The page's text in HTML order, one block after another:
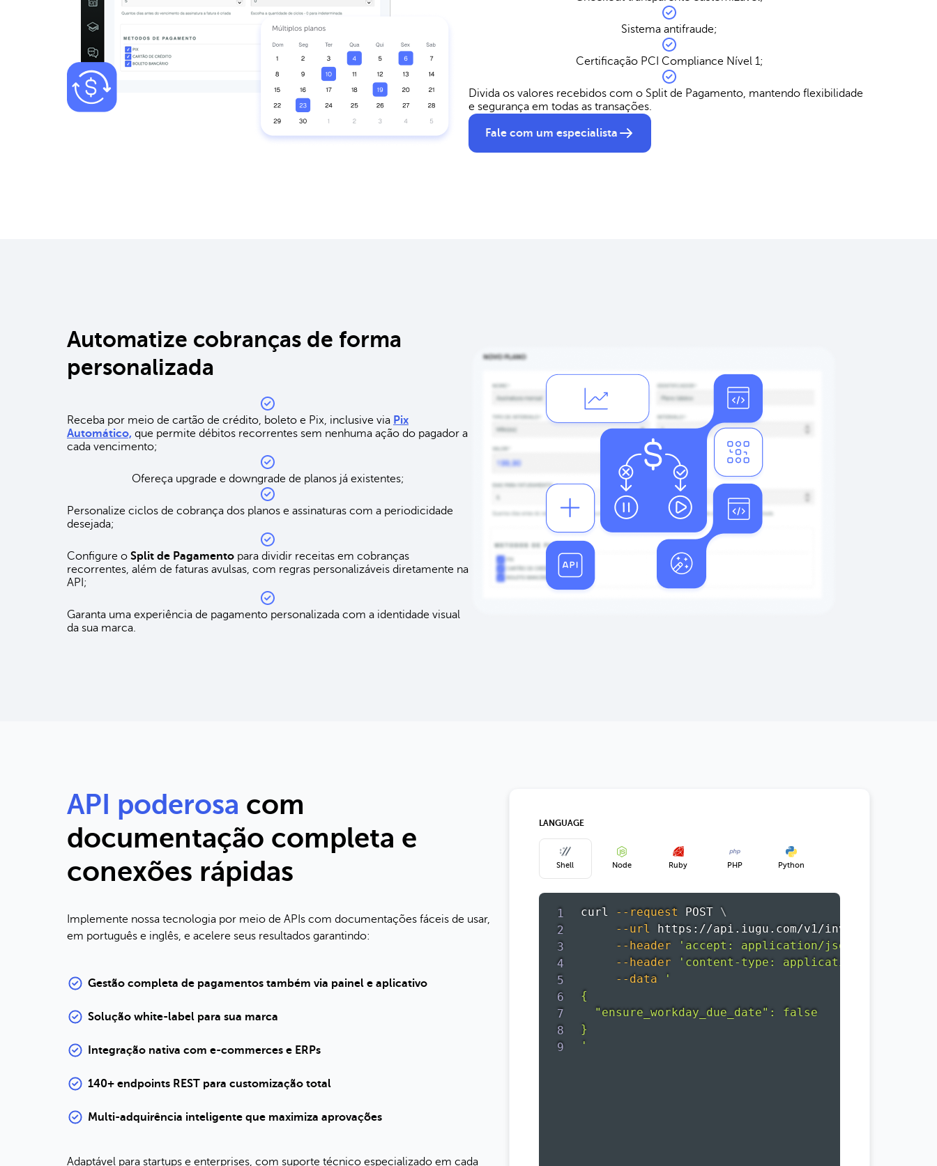
Sistema antifraude;
Certificação PCI Compliance Nível 1;
Divida os valores recebidos com o Split de Pagamento, mantendo flexibilidade
e segurança em todas as transações.
Fale com um especialista
Automatize cobranças de forma
personalizada
Receba por meio de cartão de crédito, boleto e Pix, inclusive via Pix
Automático, que permite débitos recorrentes sem nenhuma ação do pagador a
cada vencimento;
Ofereça upgrade e downgrade de planos já existentes;
Personalize ciclos de cobrança dos planos e assinaturas com a periodicidade
desejada;
Configure o Split de Pagamento para dividir receitas em cobranças
recorrentes, além de faturas avulsas, com regras personalizáveis diretamente na
API;
Garanta uma experiência de pagamento personalizada com a identidade visual
da sua marca.
API poderosa com
documentação completa e
conexões rápidas
Implemente nossa tecnologia por meio de APIs com documentações fáceis de usar,
em português e inglês, e acelere seus resultados garantindo:
Gestão completa de pagamentos também via painel e aplicativo
Solução white-label para sua marca
Integração nativa com e-commerces e ERPs
140+ endpoints REST para customização total
Multi-adquirência inteligente que maximiza aprovações
Adaptável para startups e enterprises, com suporte técnico especializado em cada
LANGUAGE
Shell Node Ruby PHP Python
curl --request POST \
--url
https://api.iugu.com/v1/invoices
--header
'accept: application/json'
--header
'content-type: application/json'
--data
'
{
  "ensure_workday_due_date": false
}
'